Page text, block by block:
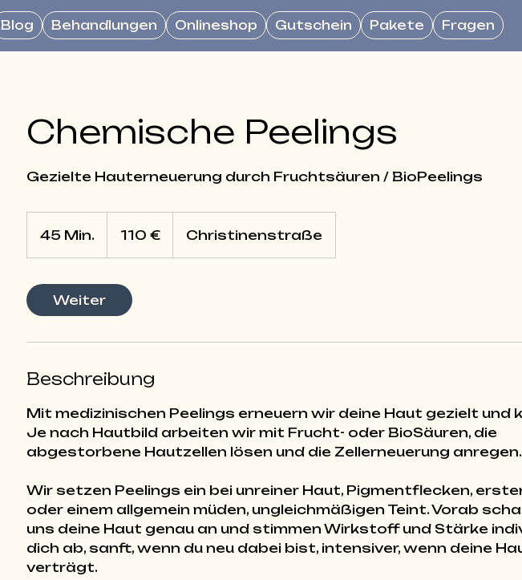
Blog Behandlungen Onlineshop Gutschein Pakete Fragen
Chemische Peelings
Gezielte Hauterneuerung durch Fruchtsäuren / BioPeelings
45 Min.
5
n
110 € Christinenstraße
Weiter
Beschreibung
Mit medizinischen Peelings erneuern wir deine Haut gezielt und
Je nach Hautbild arbeiten wir mit Frucht- oder BioSäuren, die
abgestorbene Hautzellen lösen und die Zellerneuerung anregen.
Wir setzen Peelings ein bei unreiner Haut, Pigmentflecken,
oder einem allgemein müden, ungleichmäßigen Teint. Vorab
uns deine Haut genau an und stimmen Wirkstoff und Stärke
dich ab, sanft, wenn du neu dabei bist, intensiver, wenn deine
verträgt.